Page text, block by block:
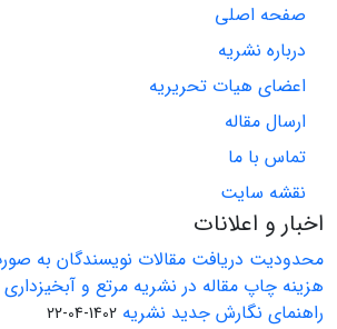
صفحه اصلی
درباره نشریه
اعضای هیات تحریریه
ارسال مقاله
تماس با ما
نقشه سایت
اخبار و اعلانات
محدودیت دریافت مقالات نویسندگان به
هزینه چاپ مقاله در نشریه مرتع و آبخیزداری
راهنمای نگارش جدید نشریه 1402-04-22